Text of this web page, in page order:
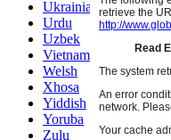
Ukrainian
Urdu
Uzbek
Vietnamese
Welsh
Xhosa
Yiddish
Yoruba
Zulu